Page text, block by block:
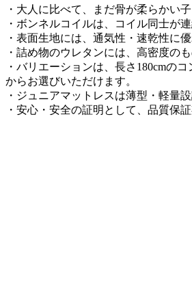
・大人に比べて、まだ骨が柔らかい
・ボンネルコイルは、コイル同士が
・表面生地には、通気性・速乾性に
・詰め物のウレタンには、高密度の
・バリエーションは、長さ180cmの
からお選びいただけます。
・ジュニアマットレスは薄型・軽量
・安心・安全の証明として、品質保